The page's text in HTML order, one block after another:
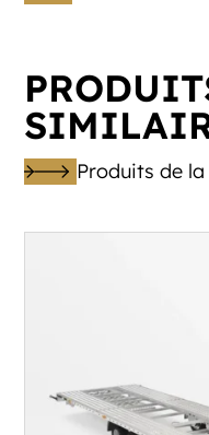
Produits de